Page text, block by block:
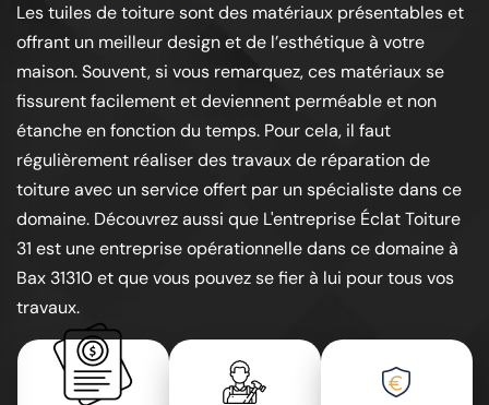
Les tuiles de toiture sont des matériaux présentables et
offrant un meilleur design et de l’esthétique à votre
maison. Souvent, si vous remarquez, ces matériaux se
fissurent facilement et deviennent perméable et non
étanche en fonction du temps. Pour cela, il faut
régulièrement réaliser des travaux de réparation de
toiture avec un service offert par un spécialiste dans ce
domaine. Découvrez aussi que L'entreprise Éclat Toiture
31 est une entreprise opérationnelle dans ce domaine à
Bax 31310 et que vous pouvez se fier à lui pour tous vos
travaux.